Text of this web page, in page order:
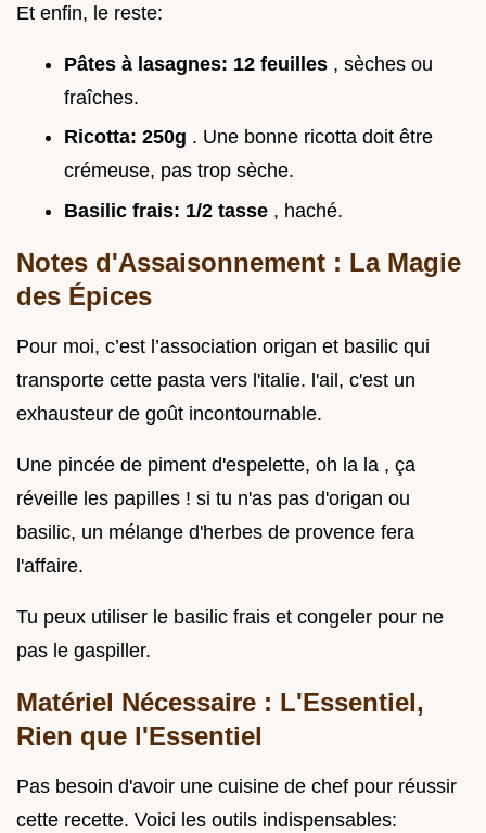
Et enfin, le reste:
Pâtes à lasagnes: 12 feuilles , sèches ou
fraîches.
Ricotta: 250g . Une bonne ricotta doit être
crémeuse, pas trop sèche.
Basilic frais: 1/2 tasse , haché.
Notes d'Assaisonnement : La Magie
des Épices
Pour moi, c’est l’association origan et basilic qui
transporte cette pasta vers l'italie. l'ail, c'est un
exhausteur de goût incontournable.
Une pincée de piment d'espelette, oh la la , ça
réveille les papilles ! si tu n'as pas d'origan ou
basilic, un mélange d'herbes de provence fera
l'affaire.
Tu peux utiliser le basilic frais et congeler pour ne
pas le gaspiller.
Matériel Nécessaire : L'Essentiel,
Rien que l'Essentiel
Pas besoin d'avoir une cuisine de chef pour réussir
cette recette. Voici les outils indispensables: